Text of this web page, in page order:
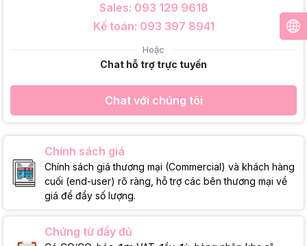
Sales: 093 129 9618
Kế toán: 093 397 8941
Hoặc
Chat hỗ trợ trực tuyến
Chat với chúng tôi
Chính sách giá
Chính sách giá thương mại (Commercial) và khách hàng
cuối (end-user) rõ ràng, hỗ trợ các bên thương mại về
giá để đẩy số lượng.
Chứng từ đầy đủ